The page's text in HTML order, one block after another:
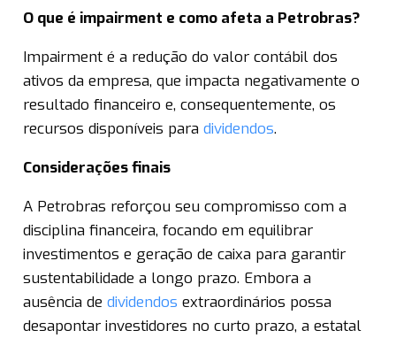
O que é impairment e como afeta a Petrobras?
Impairment é a redução do valor contábil dos
ativos da empresa, que impacta negativamente o
resultado financeiro e, consequentemente, os
recursos disponíveis para dividendos.
Considerações finais
A Petrobras reforçou seu compromisso com a
disciplina financeira, focando em equilibrar
investimentos e geração de caixa para garantir
sustentabilidade a longo prazo. Embora a
ausência de dividendos extraordinários possa
desapontar investidores no curto prazo, a estatal